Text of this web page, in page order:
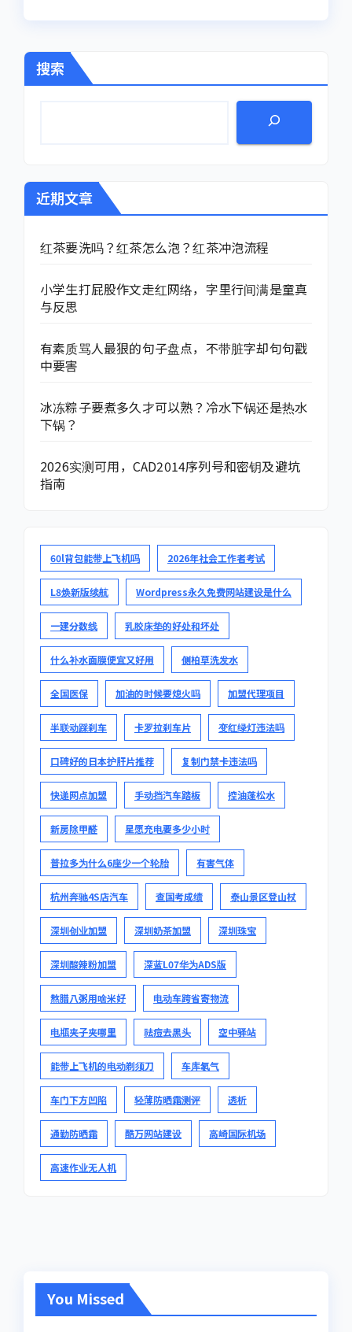
搜索
近期文章
红茶要洗吗？红茶怎么泡？红茶冲泡流程
小学生打屁股作文走红网络，字里行间满是童真
与反思
有素质骂人最狠的句子盘点，不带脏字却句句戳
中要害
冰冻粽子要煮多久才可以熟？冷水下锅还是热水
下锅？
2026实测可用，CAD2014序列号和密钥及避坑
指南
60l背包能带上飞机吗 2026年社会工作者考试
L8焕新版续航 Wordpress永久免费网站建设是什么
一建分数线 乳胶床垫的好处和坏处
什么补水面膜便宜又好用 侧柏草洗发水
全国医保 加油的时候要熄火吗 加盟代理项目
半联动踩刹车 卡罗拉刹车片 变红绿灯违法吗
口碑好的日本护肝片推荐 复制门禁卡违法吗
快递网点加盟 手动挡汽车踏板 控油蓬松水
新房除甲醛 星愿充电要多少小时
普拉多为什么6座少一个轮胎 有害气体
杭州奔驰4S店汽车 查国考成绩 泰山景区登山杖
深圳创业加盟 深圳奶茶加盟 深圳珠宝
深圳酸辣粉加盟 深蓝L07华为ADS版
熬腊八粥用啥米好 电动车跨省寄物流
电瓶夹子夹哪里 祛痘去黑头 空中驿站
能带上飞机的电动剃须刀 车库氡气
车门下方凹陷 轻薄防晒霜测评 透析
通勤防晒霜 酷万网站建设 高崎国际机场
高速作业无人机
You Missed